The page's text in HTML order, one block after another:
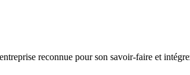
reconnue pour son savoir-faire et